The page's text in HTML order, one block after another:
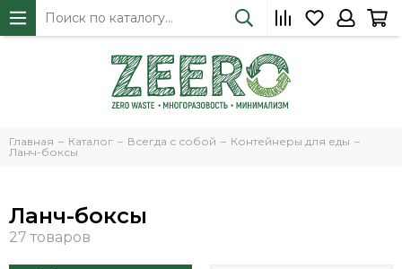
Главная Каталог Всегда с собой
Контейнеры для еды
Ланч-боксы
Ланч-боксы